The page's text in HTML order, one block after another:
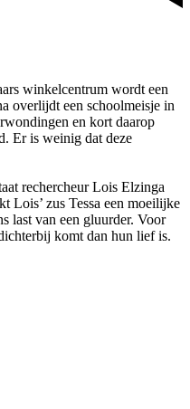
winkelcentrum wordt een
overlijdt een schoolmeisje in
en kort daarop
Er is weinig dat deze
rechercheur Lois Elzinga
Lois’ zus Tessa een moeilijke
last van een gluurder. Voor
komt dan hun lief is.